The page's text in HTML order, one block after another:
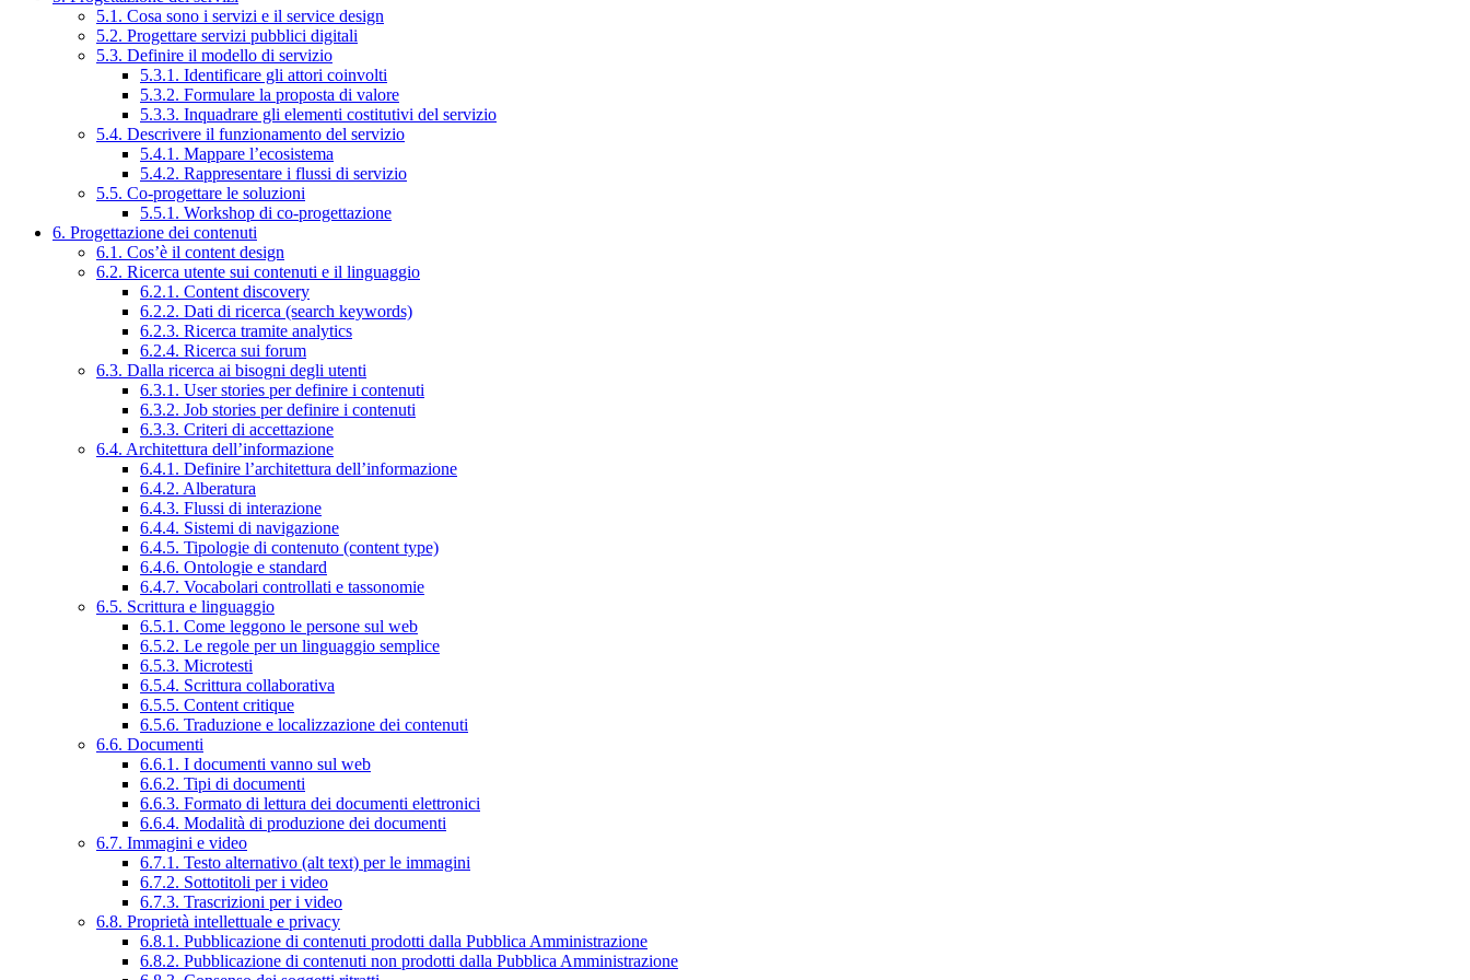
5.1. Cosa sono i servizi e il service design
5.2. Progettare servizi pubblici digitali
5.3. Definire il modello di servizio
5.3.1. Identificare gli attori coinvolti
5.3.2. Formulare la proposta di valore
5.3.3. Inquadrare gli elementi costitutivi del servizio
5.4. Descrivere il funzionamento del servizio
5.4.1. Mappare l’ecosistema
5.4.2. Rappresentare i flussi di servizio
5.5. Co-progettare le soluzioni
5.5.1. Workshop di co-progettazione
6. Progettazione dei contenuti
6.1. Cos’è il content design
6.2. Ricerca utente sui contenuti e il linguaggio
6.2.1. Content discovery
6.2.2. Dati di ricerca (search keywords)
6.2.3. Ricerca tramite analytics
6.2.4. Ricerca sui forum
6.3. Dalla ricerca ai bisogni degli utenti
6.3.1. User stories per definire i contenuti
6.3.2. Job stories per definire i contenuti
6.3.3. Criteri di accettazione
6.4. Architettura dell’informazione
6.4.1. Definire l’architettura dell’informazione
6.4.2. Alberatura
6.4.3. Flussi di interazione
6.4.4. Sistemi di navigazione
6.4.5. Tipologie di contenuto (content type)
6.4.6. Ontologie e standard
6.4.7. Vocabolari controllati e tassonomie
6.5. Scrittura e linguaggio
6.5.1. Come leggono le persone sul web
6.5.2. Le regole per un linguaggio semplice
6.5.3. Microtesti
6.5.4. Scrittura collaborativa
6.5.5. Content critique
6.5.6. Traduzione e localizzazione dei contenuti
6.6. Documenti
6.6.1. I documenti vanno sul web
6.6.2. Tipi di documenti
6.6.3. Formato di lettura dei documenti elettronici
6.6.4. Modalità di produzione dei documenti
6.7. Immagini e video
6.7.1. Testo alternativo (alt text) per le immagini
6.7.2. Sottotitoli per i video
6.7.3. Trascrizioni per i video
6.8. Proprietà intellettuale e privacy
6.8.1. Pubblicazione di contenuti prodotti dalla Pubblica Amministrazione
6.8.2. Pubblicazione di contenuti non prodotti dalla Pubblica Amministrazione